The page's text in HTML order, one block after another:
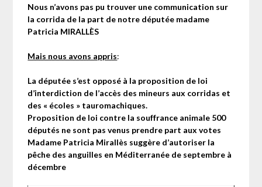
Nous n’avons pas pu trouver une communication sur
la corrida de la part de notre députée madame
Patricia MIRALLÈS
Mais nous avons appris:
La députée s’est opposé à la proposition de loi
d’interdiction de l’accès des mineurs aux corridas et
des « écoles » tauromachiques.
Proposition de loi contre la souffrance animale 500
députés ne sont pas venus prendre part aux votes
Madame Patricia Mirallès suggère d’autoriser la
pêche des anguilles en Méditerranée de septembre à
décembre